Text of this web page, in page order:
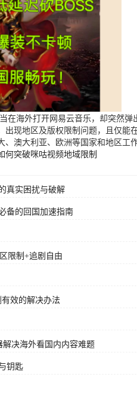
海外打开网易云音乐，却突然
现地区及版权限制问题，且仅
澳大利亚、欧洲等国家和地区工
何突破咪咕视频地域限制
真实困扰与破解
备的回国加速指南
限制+追剧自由
效的解决办法
决海外看国内内容难题
钥匙